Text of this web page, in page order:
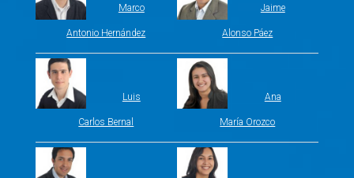
Marco
Antonio Hernández
Jaime
Alonso Páez
Luis
Carlos Bernal
Ana
María Orozco